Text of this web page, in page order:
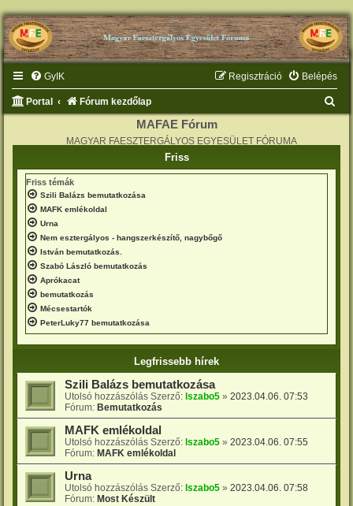
GyIK Belépés
Regisztráció
Portal Fórum kezdőlap
MAFAE Fórum
MAGYAR FAESZTERGÁLYOS EGYESÜLET FÓRUMA
Friss
Friss témák
Szili Balázs bemutatkozása
MAFK emlékoldal
Urna
Nem esztergályos - hangszerkészítő, nagybőgő
István bemutatkozás.
Szabó László bemutatkozás
Aprókacat
bemutatkozás
Mécsestartók
PeterLuky77 bemutatkozása
Legfrissebb hírek
Szili Balázs bemutatkozása
Utolsó hozzászólás Szerző: lszabo5 » 2023.04.06. 07:53
Fórum: Bemutatkozás
MAFK emlékoldal
Utolsó hozzászólás Szerző: lszabo5 » 2023.04.06. 07:55
Fórum: MAFK emlékoldal
Urna
Utolsó hozzászólás Szerző: lszabo5 » 2023.04.06. 07:58
Fórum: Most Készült